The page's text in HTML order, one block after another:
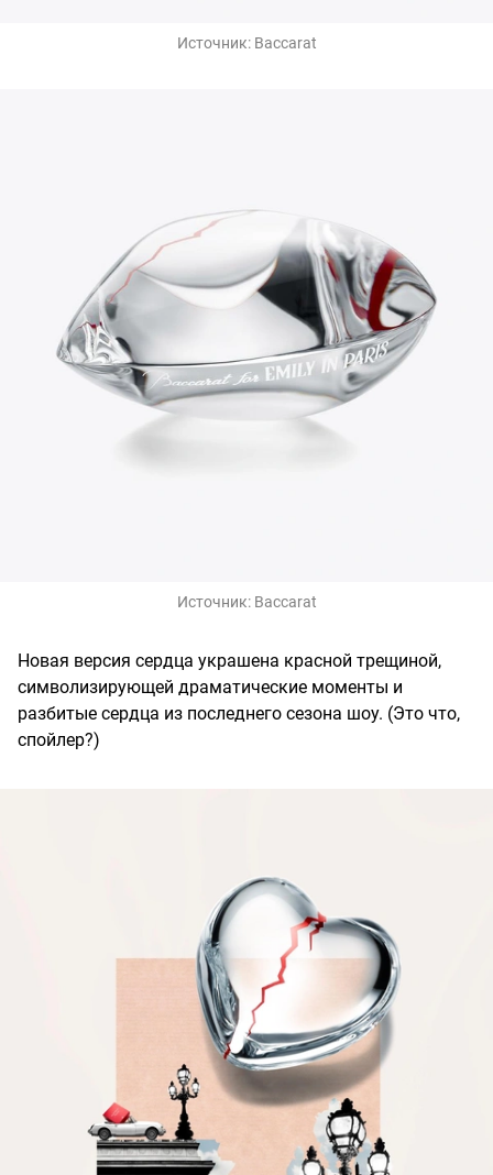
Источник: Baccarat
Источник: Baccarat
Новая версия сердца украшена красной трещиной,
символизирующей драматические моменты и
разбитые сердца из последнего сезона шоу. (Это что,
спойлер?)